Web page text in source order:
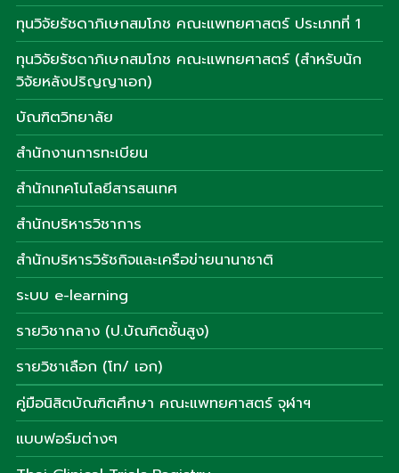
ทุนวิจัยรัชดาภิเษกสมโภช คณะแพทยศาสตร์ ประเภทที่ 1
ทุนวิจัยรัชดาภิเษกสมโภช คณะแพทยศาสตร์ (สำหรับนัก
วิจัยหลังปริญญาเอก)
บัณฑิตวิทยาลัย
สำนักงานการทะเบียน
สำนักเทคโนโลยีสารสนเทศ
สำนักบริหารวิชาการ
สำนักบริหารวิรัชกิจและเครือข่ายนานาชาติ
ระบบ e-learning
รายวิชากลาง (ป.บัณฑิตชั้นสูง)
รายวิชาเลือก (โท/ เอก)
คู่มือนิสิตบัณฑิตศึกษา คณะแพทยศาสตร์ จุฬาฯ
แบบฟอร์มต่างๆ